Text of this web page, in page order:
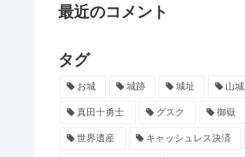
最近のコメント
タグ
お城 城跡 城址 山城
真田十勇士 グスク 御嶽
世界遺産 キャッシュレス決済